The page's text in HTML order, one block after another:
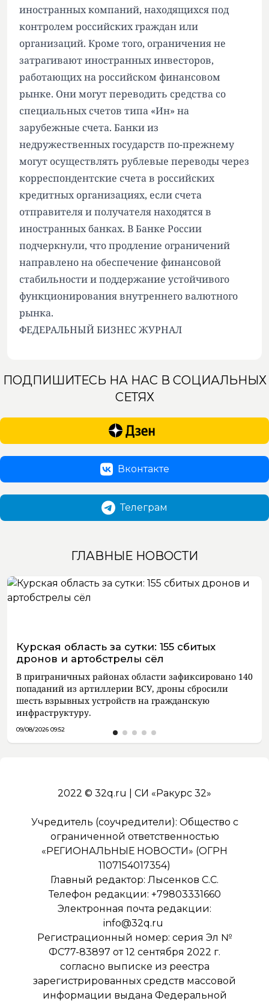
иностранных компаний, находящихся под
контролем российских граждан или
организаций. Кроме того, ограничения не
затрагивают иностранных инвесторов,
работающих на российском финансовом
рынке. Они могут переводить средства со
специальных счетов типа «Ин» на
зарубежные счета. Банки из
недружественных государств по-прежнему
могут осуществлять рублевые переводы через
корреспондентские счета в российских
кредитных организациях, если счета
отправителя и получателя находятся в
иностранных банках. В Банке России
подчеркнули, что продление ограничений
направлено на обеспечение финансовой
стабильности и поддержание устойчивого
функционирования внутреннего валютного
рынка.
ФЕДЕРАЛЬНЫЙ БИЗНЕС ЖУРНАЛ
ПОДПИШИТЕСЬ НА НАС В СОЦИАЛЬНЫХ
СЕТЯХ
Вконтакте
Телеграм
ГЛАВНЫЕ НОВОСТИ
Курская область за сутки: 155 сбитых
дронов и артобстрелы сёл
В приграничных районах области зафиксировано 140
попаданий из артиллерии ВСУ, дроны сбросили
шесть взрывных устройств на гражданскую
инфраструктуру.
09/08/2026 09:52
2022 © 32q.ru | СИ «Ракурс 32»
Учредитель (соучредители): Общество с
ограниченной ответственностью
«РЕГИОНАЛЬНЫЕ НОВОСТИ» (ОГРН
1107154017354)
Главный редактор: Лысенков С.С.
Телефон редакции: +79803331660
Электронная почта редакции:
info@32q.ru
Регистрационный номер: серия Эл №
ФС77-83897 от 12 сентября 2022 г.
согласно выписке из реестра
зарегистрированных средств массовой
информации выдана Федеральной